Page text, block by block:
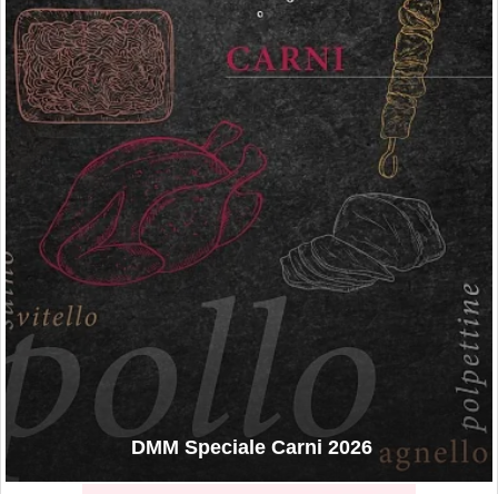
DMM Speciale Carni 2026